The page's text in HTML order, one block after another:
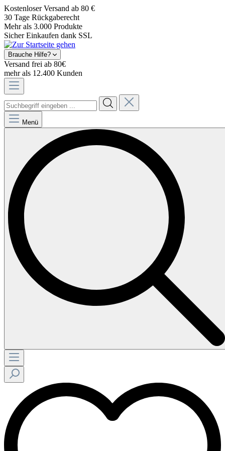
Kostenloser Versand ab 80 €
30 Tage Rückgaberecht
Mehr als 3.000 Produkte
Sicher Einkaufen dank SSL
Brauche Hilfe?
Versand frei ab 80€
mehr als 12.400 Kunden
Menü